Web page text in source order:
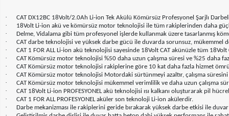
· CAT DX12BC 18Volt/2.0Ah Li-ion Tek Akülü Kömürsüz Profesyonel Şarjlı
· 18Volt Li-ion akü ve kömürsüz motor teknolojisi ile tüm rakiplerinden daha
· Delme, Vidalama gibi tüm profesyonel işlerde kullanmak üzere tasarlanmış
· CAT darbe teknolojisi ve yüksek darbe gücü ile duvarda sorunsuz, mükemmel
· CAT 1 FOR ALL Li-ion akü teknolojisi sayesinde 18Volt CAT akünüzle tüm
· CAT Kömürsüz motor teknolojisi %50 daha uzun çalışma süresi ve %25 daha
· CAT Kömürsüz motor teknolojisi rakiplerine göre 10 kat daha fazla hizmet
· CAT Kömürsüz motor teknolojisi Motordaki sürtünmeyi azaltır, çalışma
· CAT Kömürsüz motor teknolojisi mükemmel verimlilik ve daha uzun çalışma
· CAT 18Volt Li-ion PROFESYONEL akü teknolojisi ısı kalkanı oluşturarak pil
· CAT 1 FOR ALL PROFESYONEL aküler son teknoloji Li-ion akülerdir.
· Darbe mekanizması ile rakiplerini geride bırakarak yüksek darbe etkisi ile